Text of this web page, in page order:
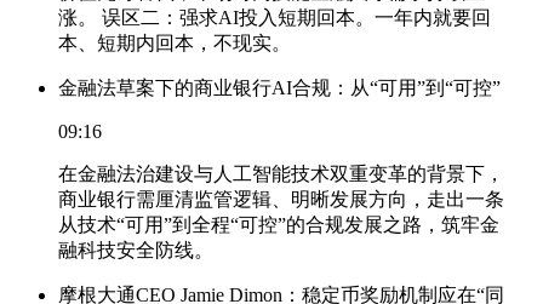
涨。 误区二：强求AI投入短期回本。一年内就要回
本、短期内回本，不现实。
金融法草案下的商业银行AI合规：从“可用”到“可控”
09:16
在金融法治建设与人工智能技术双重变革的背景下，
商业银行需厘清监管逻辑、明晰发展方向，走出一条
从技术“可用”到全程“可控”的合规发展之路，筑牢金
融科技安全防线。
摩根大通CEO Jamie Dimon：稳定币奖励机制应在“同